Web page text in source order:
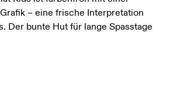
– eine frische Interpretation
Der bunte Hut für lange Spasstage